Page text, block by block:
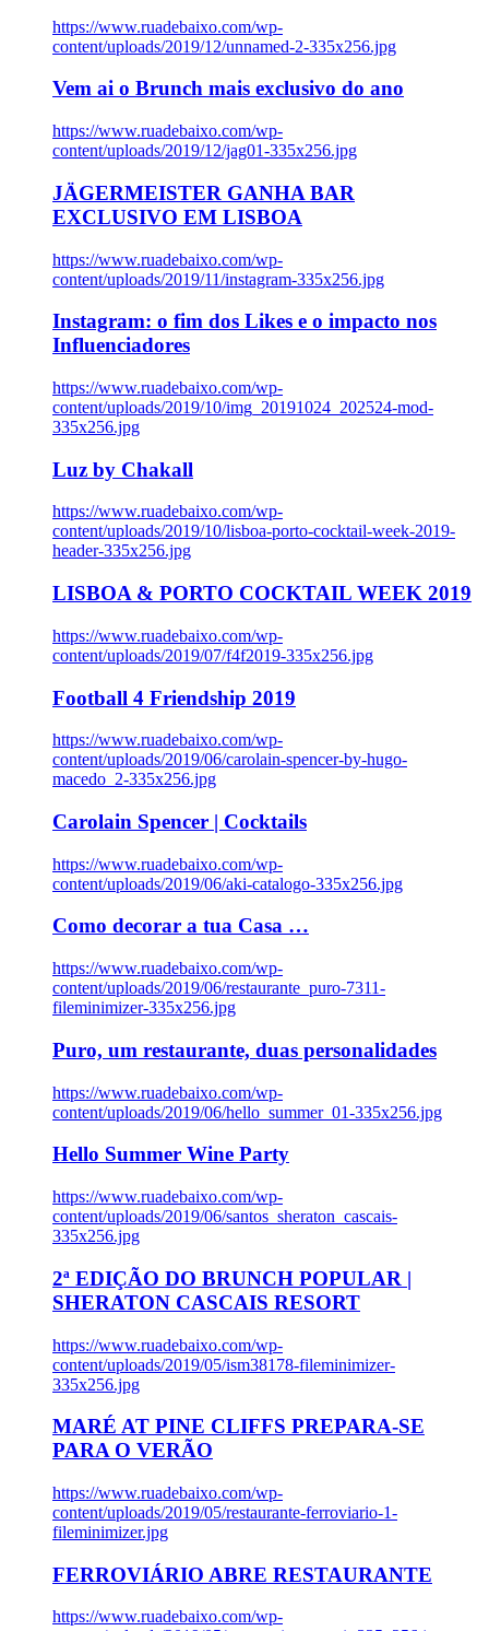
https://www.ruadebaixo.com/wp-
content/uploads/2019/12/unnamed-2-335x256.jpg
Vem ai o Brunch mais exclusivo do ano
https://www.ruadebaixo.com/wp-
content/uploads/2019/12/jag01-335x256.jpg
JÄGERMEISTER GANHA BAR
EXCLUSIVO EM LISBOA
https://www.ruadebaixo.com/wp-
content/uploads/2019/11/instagram-335x256.jpg
Instagram: o fim dos Likes e o impacto nos
Influenciadores
https://www.ruadebaixo.com/wp-
content/uploads/2019/10/img_20191024_202524-mod-
335x256.jpg
Luz by Chakall
https://www.ruadebaixo.com/wp-
content/uploads/2019/10/lisboa-porto-cocktail-week-2019-
header-335x256.jpg
LISBOA & PORTO COCKTAIL WEEK 2019
https://www.ruadebaixo.com/wp-
content/uploads/2019/07/f4f2019-335x256.jpg
Football 4 Friendship 2019
https://www.ruadebaixo.com/wp-
content/uploads/2019/06/carolain-spencer-by-hugo-
macedo_2-335x256.jpg
Carolain Spencer | Cocktails
https://www.ruadebaixo.com/wp-
content/uploads/2019/06/aki-catalogo-335x256.jpg
Como decorar a tua Casa …
https://www.ruadebaixo.com/wp-
content/uploads/2019/06/restaurante_puro-7311-
fileminimizer-335x256.jpg
Puro, um restaurante, duas personalidades
https://www.ruadebaixo.com/wp-
content/uploads/2019/06/hello_summer_01-335x256.jpg
Hello Summer Wine Party
https://www.ruadebaixo.com/wp-
content/uploads/2019/06/santos_sheraton_cascais-
335x256.jpg
2ª EDIÇÃO DO BRUNCH POPULAR |
SHERATON CASCAIS RESORT
https://www.ruadebaixo.com/wp-
content/uploads/2019/05/ism38178-fileminimizer-
335x256.jpg
MARÉ AT PINE CLIFFS PREPARA-SE
PARA O VERÃO
https://www.ruadebaixo.com/wp-
content/uploads/2019/05/restaurante-ferroviario-1-
fileminimizer.jpg
FERROVIÁRIO ABRE RESTAURANTE
https://www.ruadebaixo.com/wp-